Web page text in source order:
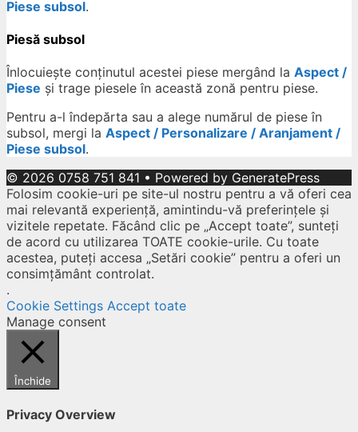
Piese subsol.
Piesă subsol
Înlocuiește conținutul acestei piese mergând la Aspect /
Piese și trage piesele în această zonă pentru piese.
Pentru a-l îndepărta sau a alege numărul de piese în
subsol, mergi la Aspect / Personalizare / Aranjament /
Piese subsol.
© 2026 0758 751 841 • Powered by GeneratePress
Folosim cookie-uri pe site-ul nostru pentru a vă oferi cea
mai relevantă experiență, amintindu-vă preferințele și
vizitele repetate. Făcând clic pe „Accept toate”, sunteți
de acord cu utilizarea TOATE cookie-urile. Cu toate
acestea, puteți accesa „Setări cookie” pentru a oferi un
consimțământ controlat.
.
Cookie Settings Accept toate
Manage consent
Închide
Privacy Overview